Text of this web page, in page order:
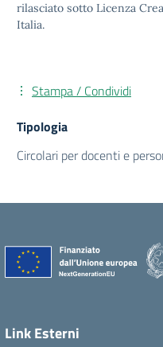
rilasciato sotto Licenza
Italia.
Stampa / Condividi
Tipologia
Circolari per docenti e
Link Esterni